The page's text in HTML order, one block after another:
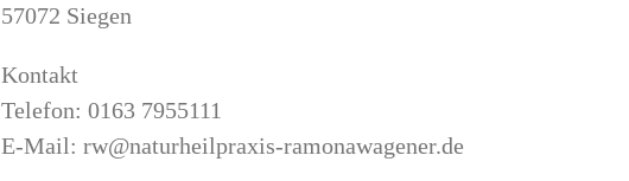
57072 Siegen
Kontakt
Telefon: 0163 7955111
E-Mail: rw@naturheilpraxis-ramonawagener.de